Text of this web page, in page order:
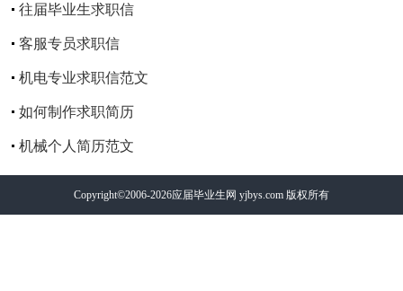
往届毕业生求职信
客服专员求职信
机电专业求职信范文
如何制作求职简历
机械个人简历范文
Copyright©2006-2026应届毕业生网 yjbys.com 版权所有